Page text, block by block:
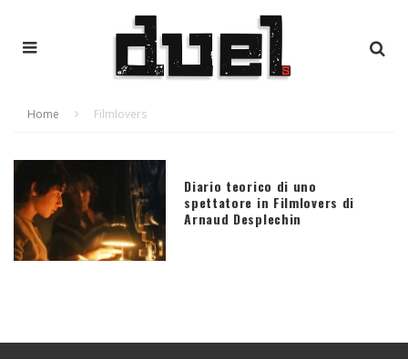
Home Filmlovers
Diario teorico di uno
spettatore in Filmlovers di
Arnaud Desplechin